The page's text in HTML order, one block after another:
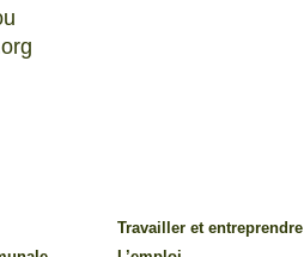
Travailler et entreprendre